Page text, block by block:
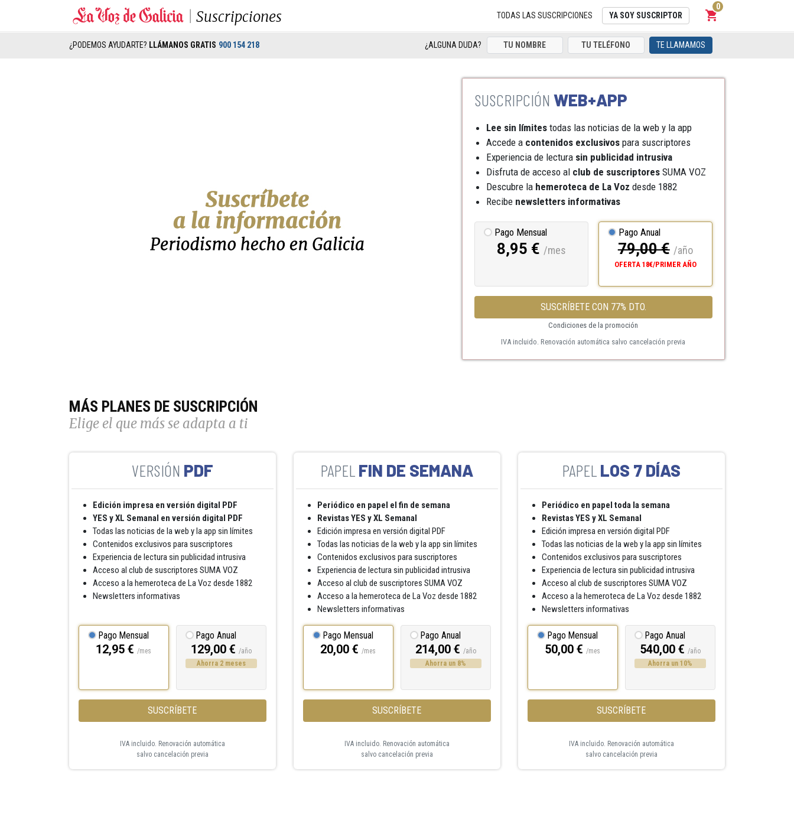
Suscripciones TODAS LAS SUSCRIPCIONES YA SOY SUSCRIPTOR shopping_cart
Carrito
0
¿PODEMOS AYUDARTE? LLÁMANOS GRATIS 900 154 218 ¿ALGUNA DUDA? TE LLAMAMOS
WEB+APP
Lee sin límitestodas las noticias de la web y la app
Accede acontenidos exclusivospara suscriptores
Experiencia de lecturasin publicidad intrusiva
Disfruta de acceso alclub de suscriptoresSUMA VOZ
Descubre lahemerotecade La Voz desde 1882
Recibe newsletters informativas
Pago Mensual
8,95 € /mes
Pago Anual
79,00 € /año
OFERTA 18€/PRIMER AÑO
SUSCRÍBETE CON 77% DTO.
Condiciones de la promoción
IVA incluido. Renovación automática salvo cancelación previa
MÁS PLANES DE SUSCRIPCIÓN
Elige el que más se adapta a ti
PDF
Edición impresa en versión digital PDF
YES y XL Semanal en versión digital PDF
Todas las noticias de la web y la app sin límites
Contenidos exclusivos para suscriptores
Experiencia de lectura sin publicidad intrusiva
Acceso al club de suscriptores SUMA VOZ
Acceso a la hemeroteca de La Voz desde 1882
Newsletters informativas
Pago Mensual
12,95 €/mes
Pago Anual
129,00 €/año
Ahorra 2 meses
SUSCRÍBETE
IVA incluido. Renovación automática
salvo cancelación previa
FIN DE SEMANA
Periódico en papel el fin de semana
Revistas YES y XL Semanal
Edición impresa en versión digital PDF
Todas las noticias de la web y la app sin límites
Contenidos exclusivos para suscriptores
Experiencia de lectura sin publicidad intrusiva
Acceso al club de suscriptores SUMA VOZ
Acceso a la hemeroteca de La Voz desde 1882
Newsletters informativas
Pago Mensual
20,00 €/mes
Pago Anual
214,00 €/año
Ahorra un 8%
SUSCRÍBETE
IVA incluido. Renovación automática
salvo cancelación previa
LOS 7 DÍAS
Periódico en papel toda la semana
Revistas YES y XL Semanal
Edición impresa en versión digital PDF
Todas las noticias de la web y la app sin límites
Contenidos exclusivos para suscriptores
Experiencia de lectura sin publicidad intrusiva
Acceso al club de suscriptores SUMA VOZ
Acceso a la hemeroteca de La Voz desde 1882
Newsletters informativas
Pago Mensual
50,00 €/mes
Pago Anual
540,00 €/año
Ahorra un 10%
SUSCRÍBETE
IVA incluido. Renovación automática
salvo cancelación previa